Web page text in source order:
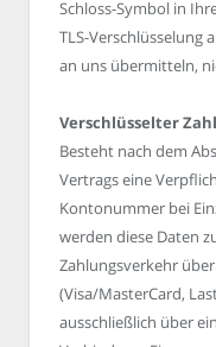
Schloss-Symbol in
TLS-Verschlüsselung
an uns übermitteln,
Verschlüsselter
Besteht nach dem
Vertrags eine
Kontonummer bei
werden diese Daten
Zahlungsverkehr
(Visa/MasterCard,
ausschließlich über